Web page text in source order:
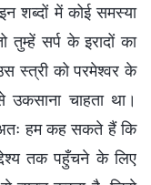
शब्दों में कोई समस्या
सर्प के इरादों का
स्त्री को परमेश्वर के
चाहता था।
हम कह सकते हैं कि
तक पहुँचने के लिए